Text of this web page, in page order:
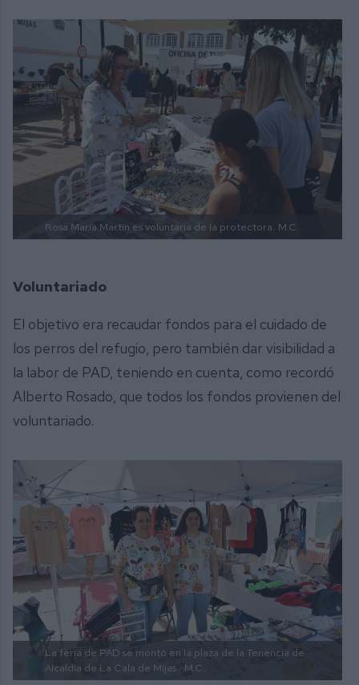
Rosa María Martín es voluntaria de la protectora. M.C.
Voluntariado
El objetivo era recaudar fondos para el cuidado de
los perros del refugio, pero también dar visibilidad a
la labor de PAD, teniendo en cuenta, como recordó
Alberto Rosado, que todos los fondos provienen del
voluntariado.
La feria de PAD se montó en la plaza de la Tenencia de
Alcaldía de La Cala de Mijas . M.C.